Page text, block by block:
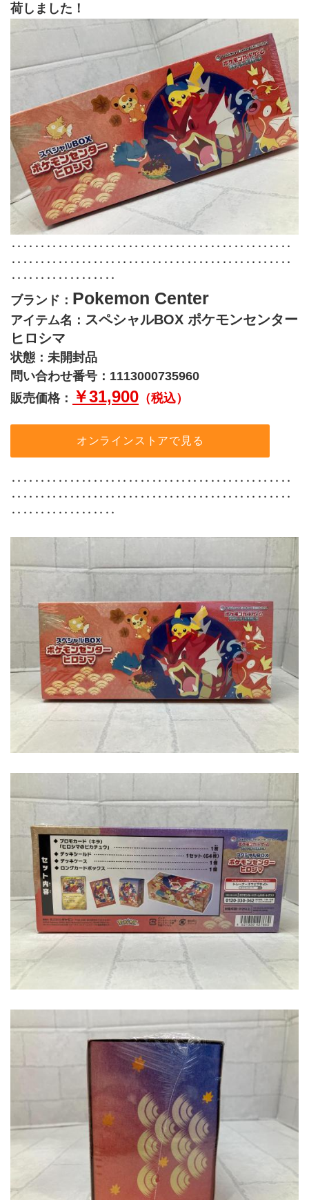
荷しました！
‥‥‥‥‥‥‥‥‥‥‥‥‥‥‥‥‥‥‥‥‥‥‥‥
‥‥‥‥‥‥‥‥‥‥‥‥‥‥‥‥‥‥‥‥‥‥‥‥
‥‥‥‥‥‥‥‥‥
ブランド： Pokemon Center
アイテム名： スペシャルBOX ポケモンセンター
ヒロシマ
状態：未開封品
問い合わせ番号：1113000735960
販売価格： ￥31,900 （税込）
オンラインストアで見る
‥‥‥‥‥‥‥‥‥‥‥‥‥‥‥‥‥‥‥‥‥‥‥‥
‥‥‥‥‥‥‥‥‥‥‥‥‥‥‥‥‥‥‥‥‥‥‥‥
‥‥‥‥‥‥‥‥‥